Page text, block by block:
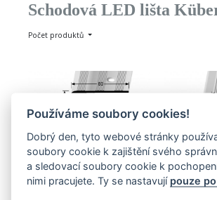
Schodová LED lišta
Počet produktů
ŠROUBOVACÍ
Schodový profil 60 x 27 mm
pro LED podsvícení
(šroubovací) Küberit 890
ŠROUBOVACÍ
Schodový
pro LED
Küberit 891
Používáme soubory cookies!
Dobrý den, tyto webové stránky
soubory cookie k zajištění svého
a sledovací soubory cookie k
nimi pracujete. Ty se nastavují pouze